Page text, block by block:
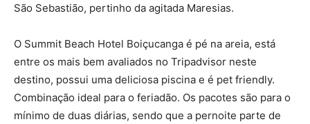
São Sebastião, pertinho da agitada Maresias.
O Summit Beach Hotel Boiçucanga é pé na areia, está
entre os mais bem avaliados no Tripadvisor neste
destino, possui uma deliciosa piscina e é pet friendly.
Combinação ideal para o feriadão. Os pacotes são para o
mínimo de duas diárias, sendo que a pernoite parte de